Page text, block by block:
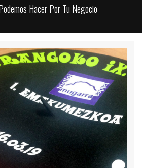
Hacer Por Tu Negocio